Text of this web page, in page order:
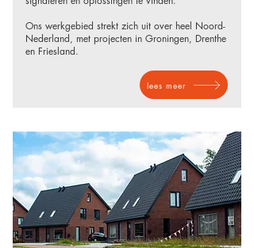
​Ons werkgebied strekt zich uit over heel Noord-
Nederland, met projecten in Groningen, Drenthe
en Friesland.
lees meer